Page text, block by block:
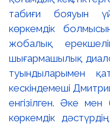
табиғи бояуын
көркемдік
жобалық
шығармашылық
туындыларымен
кескіндемеші
енгізілген. Әке
көркемдік